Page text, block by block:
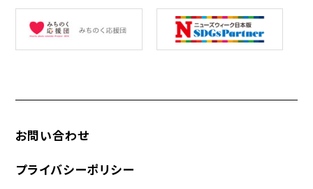
お問い合わせ
プライバシーポリシー